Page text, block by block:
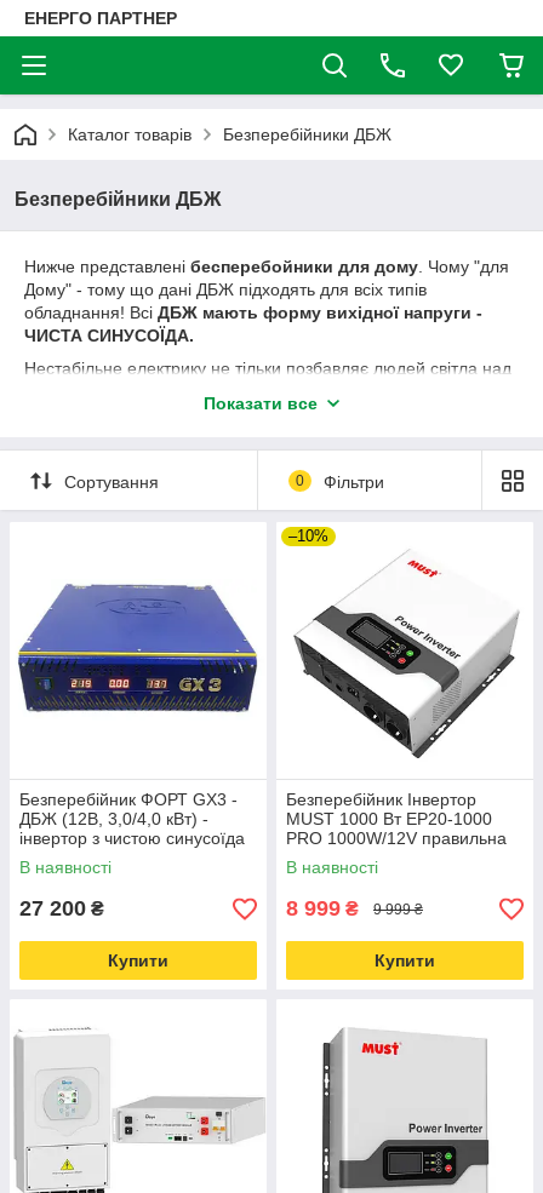
ЕНЕРГО ПАРТНЕР
Каталог товарів Безперебійники ДБЖ
Безперебійники ДБЖ
Нижче представлені бесперебойники для дому . Чому "для
Дому" - тому що дані ДБЖ підходять для всіх типів
обладнання! Всі ДБЖ мають форму вихідної напруги -
ЧИСТА СИНУСОЇДА.
Нестабільне електрику не тільки позбавляє людей світла над
в котлі опалення, а все частіше і частіше виводить з ладу таку
Безперебійного Живлення (ДБЖ).
Вони перетворюють
постійна напруга з акумуляторних батарей в змінну
вирішують проблему відключення
Запропоновані ДБЖ дозволяють живити вимоглива до якості
напруги обладнання:
асинхронні двигуни, циркуляційні
насоси, котли, холодильне обладнання, водяні та
насосні станції, кондиціонери
і т. д.
> > Як вибрати ДБЖ? < <
Показати все
Сортування 0 Фільтри
Безперебійник ФОРТ GX3 -
ДБЖ (12В, 3,0/4,0 кВт) -
інвертор з чистою синусоїда
В наявності
27 200 ₴
Купити
–10%
Безперебійник Інвертор
MUST 1000 Вт EP20-1000
PRO 1000W/12V правильна
синусоїда
В наявності
8 999 ₴ 9 999 ₴
Купити